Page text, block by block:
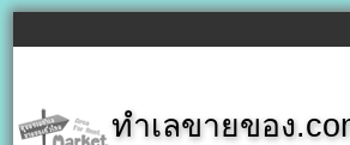
ทำเลขายของ